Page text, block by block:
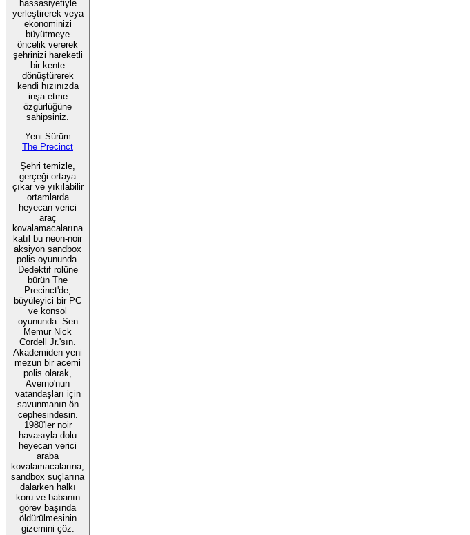
hassasiyetiyle
yerleştirerek veya
ekonominizi
büyütmeye
öncelik vererek
şehrinizi hareketli
bir kente
dönüştürerek
kendi hızınızda
inşa etme
özgürlüğüne
sahipsiniz.
Yeni Sürüm
The Precinct
Şehri temizle,
gerçeği ortaya
çıkar ve yıkılabilir
ortamlarda
heyecan verici
araç
kovalamacalarına
katıl bu neon-noir
aksiyon sandbox
polis oyununda.
Dedektif rolüne
bürün The
Precinct'de,
büyüleyici bir PC
ve konsol
oyununda. Sen
Memur Nick
Cordell Jr.'sın.
Akademiden yeni
mezun bir acemi
polis olarak,
Averno'nun
vatandaşları için
savunmanın ön
cephesindesin.
1980'ler noir
havasıyla dolu
heyecan verici
araba
kovalamacalarına,
sandbox suçlarına
dalarken halkı
koru ve babanın
görev başında
öldürülmesinin
gizemini çöz.